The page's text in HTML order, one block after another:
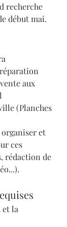
recherche
début mai.
aux
(Planches
et
ces
rédaction de
et la